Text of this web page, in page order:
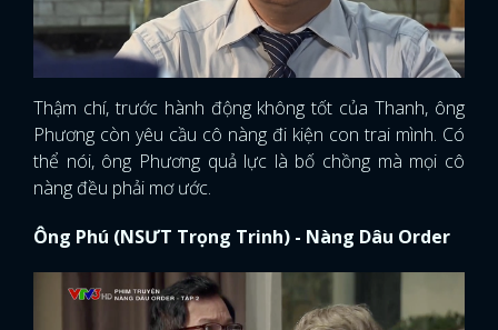
Thậm chí, trước hành động không tốt của Thanh, ông
Phương còn yêu cầu cô nàng đi kiện con trai mình. Có
thể nói, ông Phương quả lực là bố chồng mà mọi cô
nàng đều phải mơ ước.
Ông Phú (NSƯT Trọng Trinh) - Nàng Dâu Order